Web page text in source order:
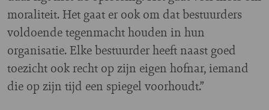
moraliteit. Het gaat er ook om dat bestuurders
voldoende tegenmacht houden in hun
organisatie. Elke bestuurder heeft naast goed
toezicht ook recht op zijn eigen hofnar, iemand
die op zijn tijd een spiegel voorhoudt.”